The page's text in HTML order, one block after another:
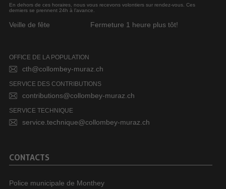
En dehors de ces horaires, nous vous recevons volontiers sur rendez-vous. Ces
derniers se prennent 24h à l’avance.
Veille de fête Fermeture 1 heure plus tôt!
OFFICE DE LA POPULATION
cth@collombey-muraz.ch
SERVICE DES CONTRIBUTIONS
contributions@collombey-muraz.ch
SERVICE TECHNIQUE
service.technique@collombey-muraz.ch
CONTACTS
Police municipale de Monthey